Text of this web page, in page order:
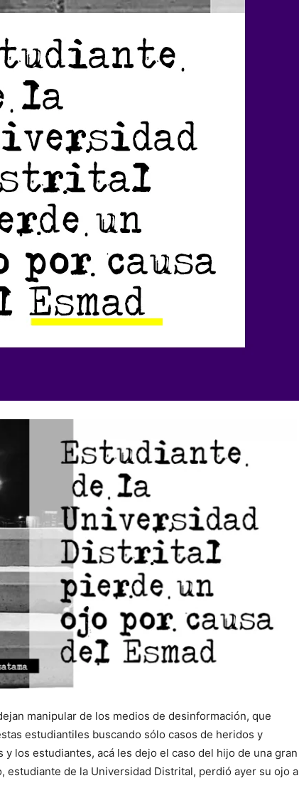
manipular de los medios de desinformación, que
estudiantiles buscando sólo casos de heridos y
y los estudiantes, acá les dejo el caso del hijo de una gran
estudiante de la Universidad Distrital, perdió ayer su ojo a